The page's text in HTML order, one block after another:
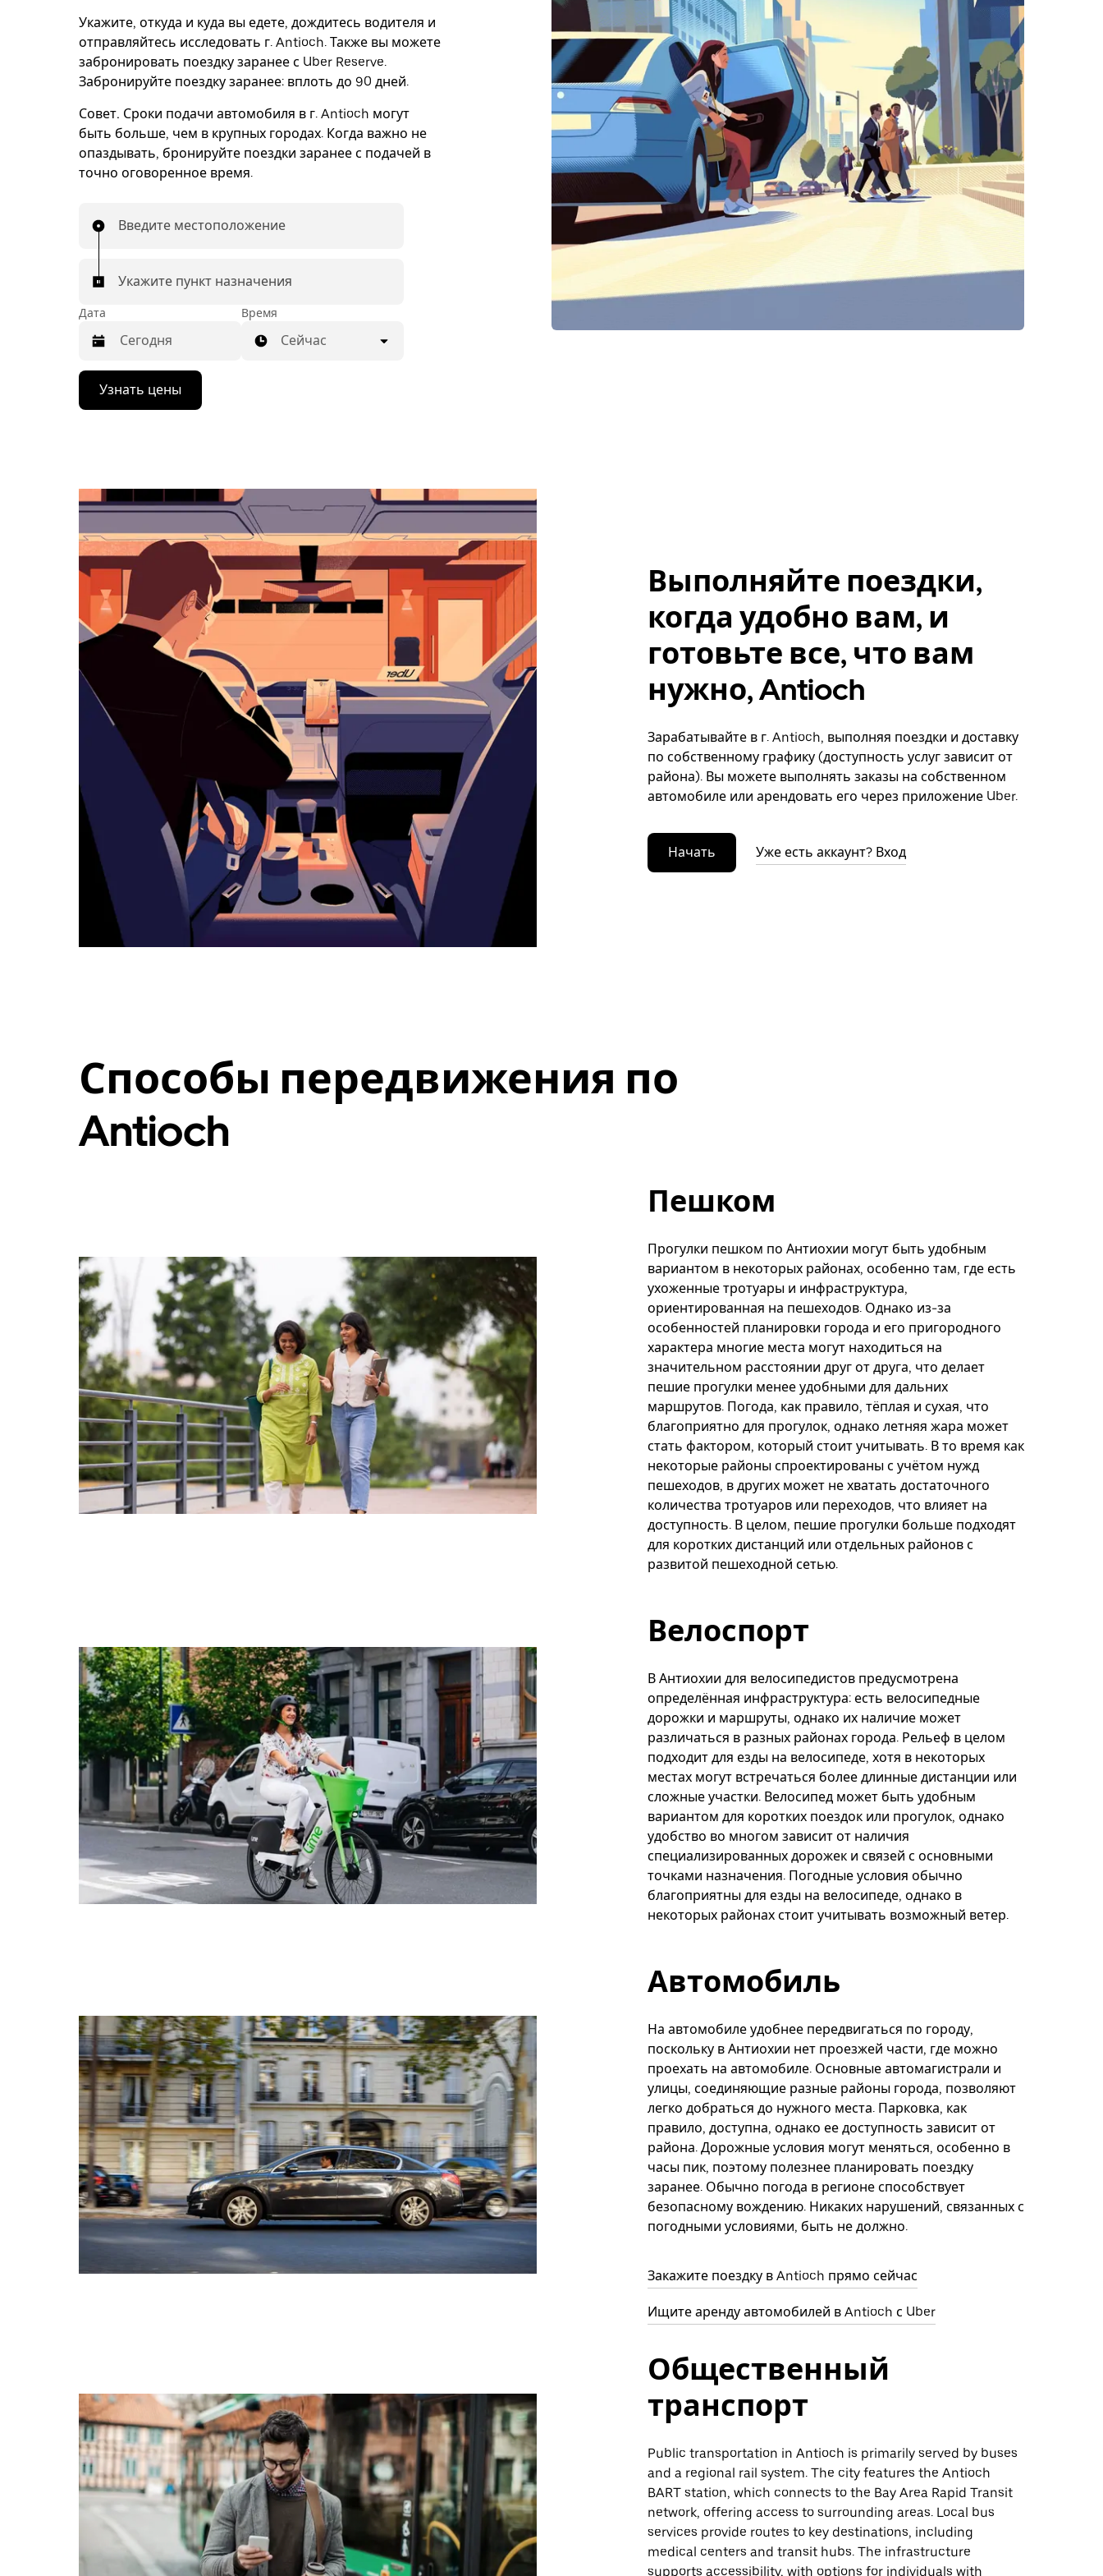
Укажите, откуда и куда вы едете, дождитесь водителя и
отправляйтесь исследовать г. Antioch. Также вы можете
забронировать поездку заранее с Uber Reserve.
Забронируйте поездку заранее: вплоть до 90 дней.
Совет. Сроки подачи автомобиля в г. Antioch могут
быть больше, чем в крупных городах. Когда важно не
опаздывать, бронируйте поездки заранее с подачей в
точно оговоренное время.
Введите местоположение
Укажите пункт назначения
Дата
Нажмите
стрелку
вниз,
выбрать
дату.
закрыть
календарь,
нажмите
Esc.
Время
Сейчас
Узнать цены
Выполняйте поездки,
когда удобно вам, и
готовьте все, что вам
нужно, Antioch
Зарабатывайте в г. Antioch, выполняя поездки и доставку
по собственному графику (доступность услуг зависит от
района). Вы можете выполнять заказы на собственном
автомобиле или арендовать его через приложение Uber.
Начать Уже есть аккаунт? Вход
Способы передвижения по
Antioch
Пешком
Прогулки пешком по Антиохии могут быть удобным
вариантом в некоторых районах, особенно там, где есть
ухоженные тротуары и инфраструктура,
ориентированная на пешеходов. Однако из-за
особенностей планировки города и его пригородного
характера многие места могут находиться на
значительном расстоянии друг от друга, что делает
пешие прогулки менее удобными для дальних
маршрутов. Погода, как правило, тёплая и сухая, что
благоприятно для прогулок, однако летняя жара может
стать фактором, который стоит учитывать. В то время как
некоторые районы спроектированы с учётом нужд
пешеходов, в других может не хватать достаточного
количества тротуаров или переходов, что влияет на
доступность. В целом, пешие прогулки больше подходят
для коротких дистанций или отдельных районов с
развитой пешеходной сетью.
Велоспорт
В Антиохии для велосипедистов предусмотрена
определённая инфраструктура: есть велосипедные
дорожки и маршруты, однако их наличие может
различаться в разных районах города. Рельеф в целом
подходит для езды на велосипеде, хотя в некоторых
местах могут встречаться более длинные дистанции или
сложные участки. Велосипед может быть удобным
вариантом для коротких поездок или прогулок, однако
удобство во многом зависит от наличия
специализированных дорожек и связей с основными
точками назначения. Погодные условия обычно
благоприятны для езды на велосипеде, однако в
некоторых районах стоит учитывать возможный ветер.
Автомобиль
На автомобиле удобнее передвигаться по городу,
поскольку в Антиохии нет проезжей части, где можно
проехать на автомобиле. Основные автомагистрали и
улицы, соединяющие разные районы города, позволяют
легко добраться до нужного места. Парковка, как
правило, доступна, однако ее доступность зависит от
района. Дорожные условия могут меняться, особенно в
часы пик, поэтому полезнее планировать поездку
заранее. Обычно погода в регионе способствует
безопасному вождению. Никаких нарушений, связанных с
погодными условиями, быть не должно.
Закажите поездку в Antioch прямо сейчас
Ищите аренду автомобилей в Antioch с Uber
Общественный
транспорт
Public transportation in Antioch is primarily served by buses
and a regional rail system. The city features the Antioch
BART station, which connects to the Bay Area Rapid Transit
network, offering access to surrounding areas. Local bus
services provide routes to key destinations, including
medical centers and transit hubs. The infrastructure
supports accessibility, with options for individuals with